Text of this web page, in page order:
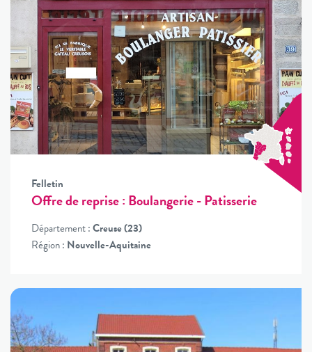
Felletin
Offre de reprise : Boulangerie - Patisserie
Département :Creuse (23)
Région : Nouvelle-Aquitaine